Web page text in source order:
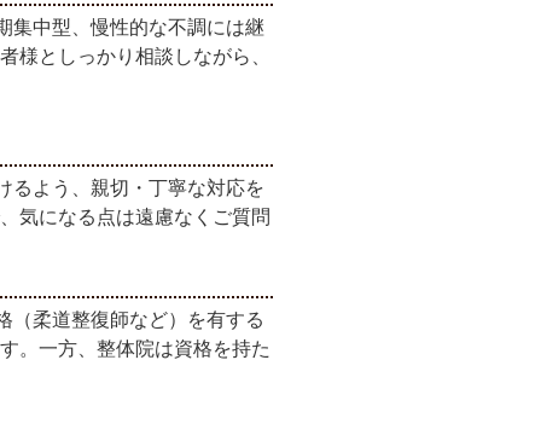
集中型、慢性的な不調には継
様としっかり相談しながら、
るよう、親切・丁寧な対応を
気になる点は遠慮なくご質問
（柔道整復師など）を有する
。一方、整体院は資格を持た